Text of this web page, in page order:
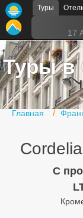
Туры
17
Туры в
Главная
C
Главная
Горящие туры
Туры в Турцию
Туры в Египет
Офис г. Москва
Подборки отелей